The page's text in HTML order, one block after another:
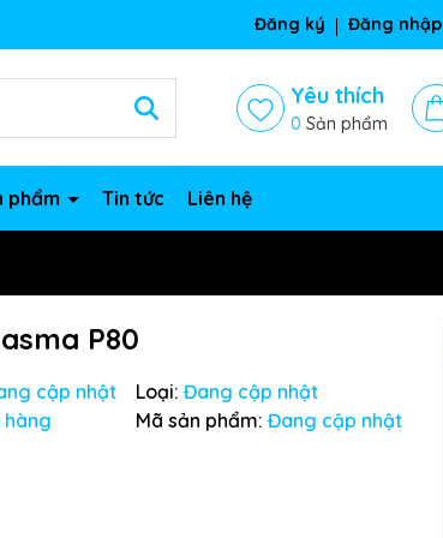
Đăng ký Đăng nhập
Yêu thích
0 Sản phẩm
phẩm Tin tức Liên hệ
P80
cập nhật Loại: Đang cập nhật
hàng Mã sản phẩm: Đang cập nhật